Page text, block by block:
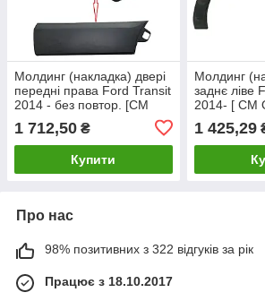
Молдинг (накладка) двері
передні права Ford Transit
2014 - без повтор. [СМ
1 712,50 ₴
Купити
Молдинг
заднє ліве
2014- [ CM
1 425,29
Про нас
98% позитивних з 322 відгуків за рік
Працює з 18.10.2017